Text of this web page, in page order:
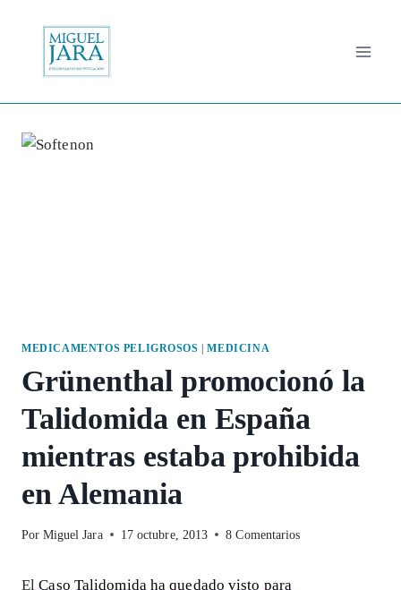
contenido
MEDICAMENTOS PELIGROSOS |MEDICINA
Grünenthal promocionó la
Talidomida en España
mientras estaba prohibida
en Alemania
Por Miguel Jara 17 octubre, 2013 8 Comentarios
ElCaso Talidomida ha quedado visto para